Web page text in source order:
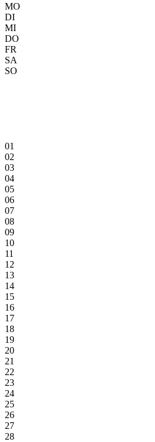
MO
DI
MI
DO
FR
SA
SO
01
02
03
04
05
06
07
08
09
10
11
12
13
14
15
16
17
18
19
20
21
22
23
24
25
26
27
28